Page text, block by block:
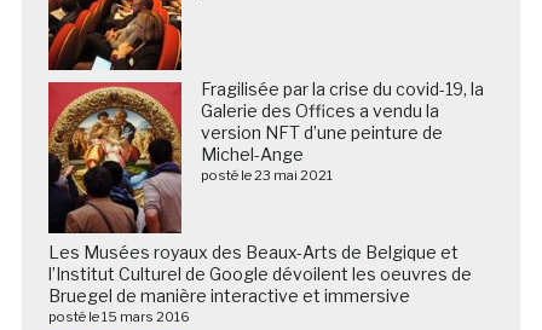
Fragilisée par la crise du covid-19, la
Galerie des Offices a vendu la
version NFT d’une peinture de
Michel-Ange
posté le 23 mai 2021
Les Musées royaux des Beaux-Arts de Belgique et
l’Institut Culturel de Google dévoilent les oeuvres de
Bruegel de manière interactive et immersive
posté le 15 mars 2016